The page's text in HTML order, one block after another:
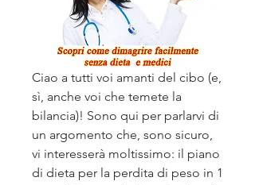
Ciao a tutti voi amanti del cibo (e,
sì, anche voi che temete la
bilancia)! Sono qui per parlarvi di
un argomento che, sono sicuro,
vi interesserà moltissimo: il piano
di dieta per la perdita di peso in 1